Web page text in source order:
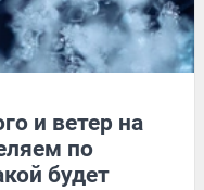
и ветер на
по
будет